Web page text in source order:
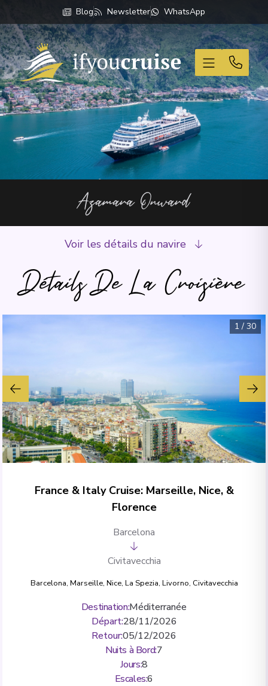
Blog Newsletter WhatsApp
If You Cruise
Azamara Onward
Détails De La Croisière
Voir les détails du navire
1 / 30
France & Italy Cruise: Marseille, Nice, &
Florence
Barcelona
Civitavecchia
Barcelona, Marseille, Nice, La Spezia, Livorno, Civitavecchia
Destination:Méditerranée
Départ:28/11/2026
Retour:05/12/2026
Nuits à Bord:7
Jours:8
Escales:6